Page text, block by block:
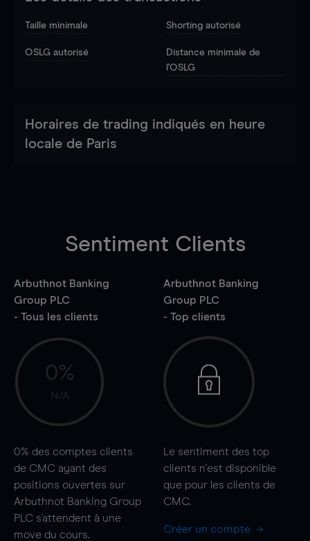
Taille minimale Shorting autorisé
OSLG autorisé
Distance minimale de
l'OSLG
Horaires de trading indiqués en heure
locale de Paris
Sentiment Clients
Arbuthnot Banking
Group PLC
- Tous les clients
0%
N/A
0% des comptes clients
de CMC ayant des
positions ouvertes sur
Arbuthnot Banking Group
PLC s'attendent à une
move du cours.
Arbuthnot Banking
Group PLC
- Top clients
Le sentiment des top
clients n'est disponible
que pour les clients de
CMC.
Créer un compte